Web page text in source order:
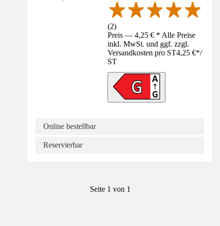
(2)
Preis — 4,25 € * Alle Preise
inkl. MwSt. und ggf. zzgl.
Versandkosten pro ST4,25 €*/
ST
Online bestellbar
Reservierbar
Seite 1 von 1